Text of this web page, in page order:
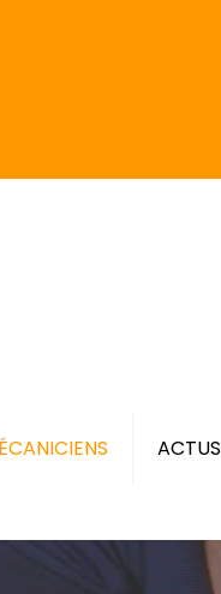
ACTUS